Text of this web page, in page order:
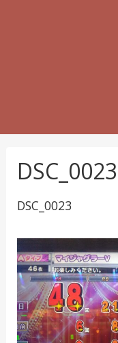
DSC_0023
DSC_0023